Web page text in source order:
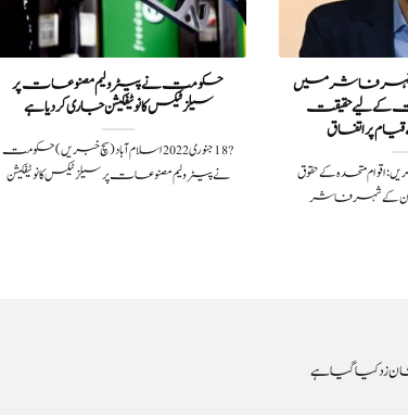
کے شہر فاشر میں
کے لیے حقیقت
پر اتفاق
خبریں:اقوام متحدہ کے حقوق
کے شہر فاشر
حکومت نے پیٹرولیم مصنوعات پر
سیلز ٹیکس کا نوٹیفکیشن جاری کردیاہے
?️ 18 جنوری 2022اسلام آباد(سچ خبریں) حکومت
نے پیٹرولیم مصنوعات پر سیلز ٹیکس کا نوٹیفکیشن
زد کیا گیا ہے